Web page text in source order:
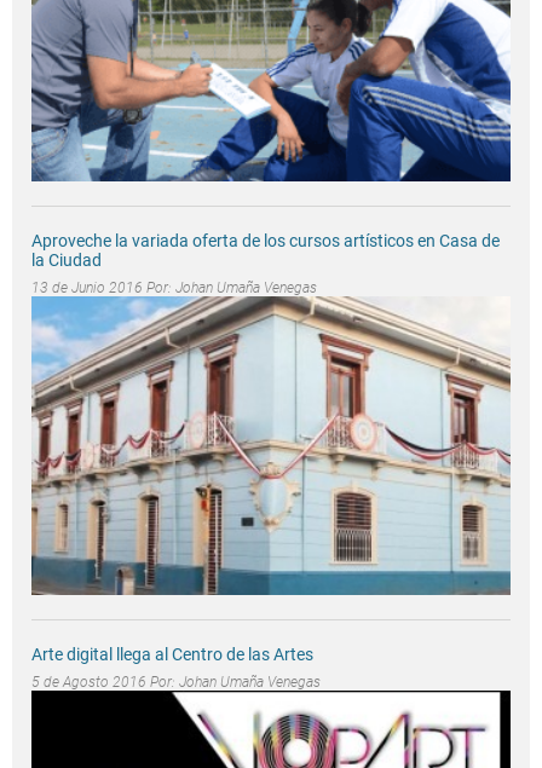
Aproveche la variada oferta de los cursos artísticos en Casa de
la Ciudad
13 de Junio 2016 Por: Johan Umaña Venegas
Arte digital llega al Centro de las Artes
5 de Agosto 2016 Por: Johan Umaña Venegas